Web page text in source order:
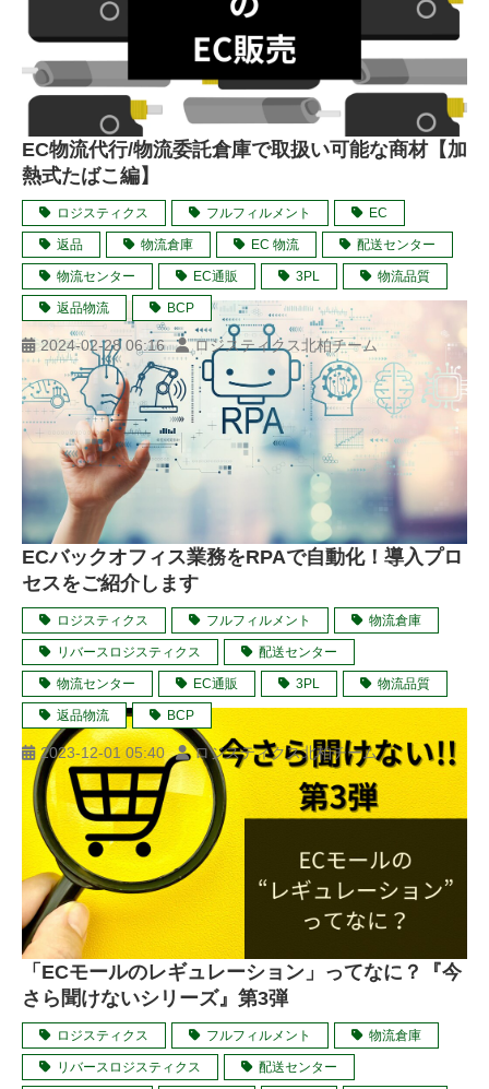
EC物流代行/物流委託倉庫で取扱い可能な商材【加
熱式たばこ編】
ロジスティクス フルフィルメント EC
返品 物流倉庫 EC 物流 配送センター
物流センター EC通販 3PL 物流品質
返品物流 BCP
2024-02-28 06:16 ロジスティクス北柏チーム
ECバックオフィス業務をRPAで自動化！導入プロ
セスをご紹介します
ロジスティクス フルフィルメント 物流倉庫
リバースロジスティクス 配送センター
物流センター EC通販 3PL 物流品質
返品物流 BCP
2023-12-01 05:40 ロジスティクス北柏チーム
「ECモールのレギュレーション」ってなに？『今
さら聞けないシリーズ』第3弾
ロジスティクス フルフィルメント 物流倉庫
リバースロジスティクス 配送センター